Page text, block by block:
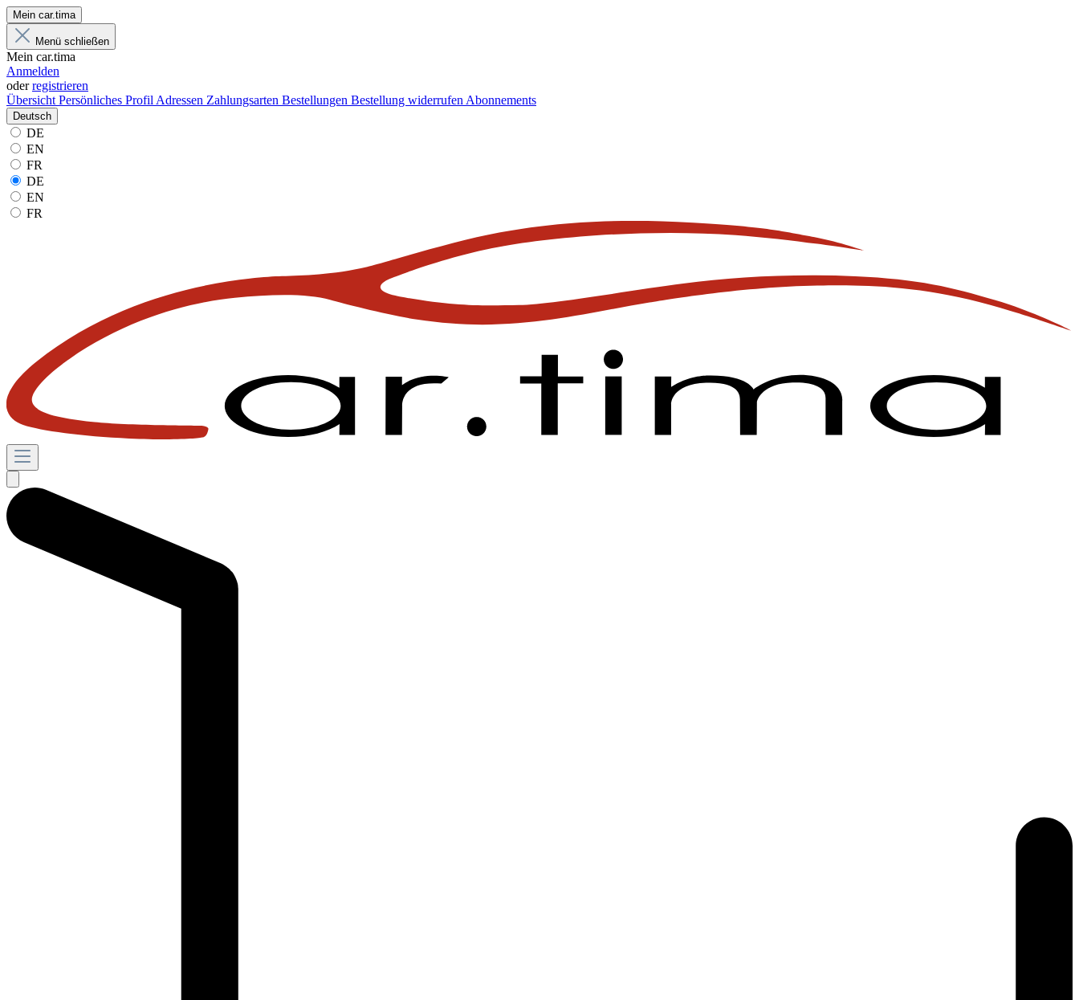
Mein car.tima
Menü schließen
Mein car.tima
Anmelden
oderregistrieren
Übersicht Persönliches Profil Adressen Zahlungsarten Bestellungen Bestellung widerrufen Abonnements
Deutsch
DE
EN
FR
DE
EN
FR